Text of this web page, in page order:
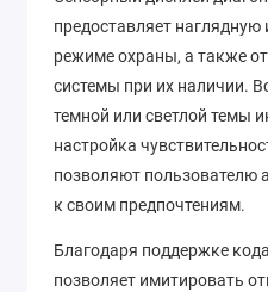
предоставляет
режиме охраны, а также
системы при их наличии.
темной или светлой темы
настройка
позволяют пользователю
к своим предпочтениям.
Благодаря поддержке
позволяет имитировать